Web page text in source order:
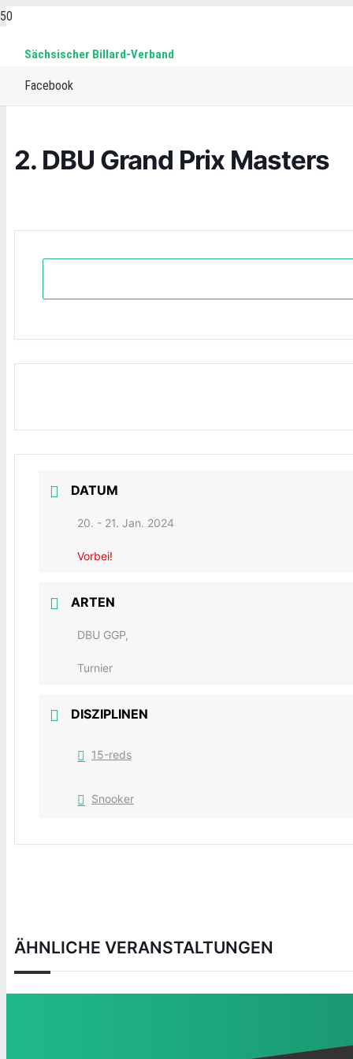
Sächsischer Billard-Verband
Facebook
2. DBU Grand Prix Masters
DATUM
20. - 21. Jan. 2024
Vorbei!
ARTEN
DBU GGP,
Turnier
DISZIPLINEN
15-reds
Snooker
ÄHNLICHE VERANSTALTUNGEN